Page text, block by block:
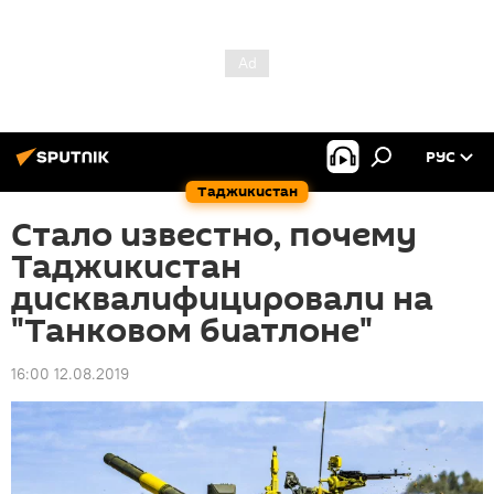
Таджикистан
РУС
Стало известно, почему
Таджикистан
дисквалифицировали на
"Танковом биатлоне"
16:00 12.08.2019